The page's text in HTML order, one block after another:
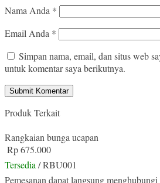
Nama Anda *
Email Anda *
Simpan nama, email, dan situs web
untuk komentar saya berikutnya.
Produk Terkait
Rangkaian bunga ucapan
Rp 675.000
Tersedia/ RBU001
Pemesanan dapat langsung